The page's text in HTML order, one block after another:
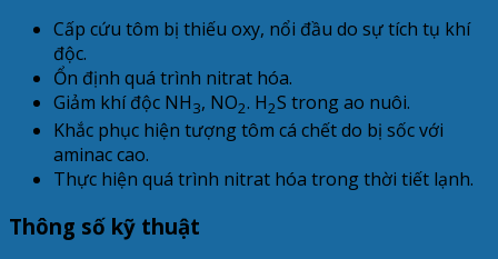
Cấp cứu tôm bị thiếu oxy, nổi đầu do sự tích tụ khí
độc.
Ổn định quá trình nitrat hóa.
Giảm khí độc NH3, NO2. H2S trong ao nuôi.
Khắc phục hiện tượng tôm cá chết do bị sốc với
aminac cao.
Thực hiện quá trình nitrat hóa trong thời tiết lạnh.
Thông số kỹ thuật